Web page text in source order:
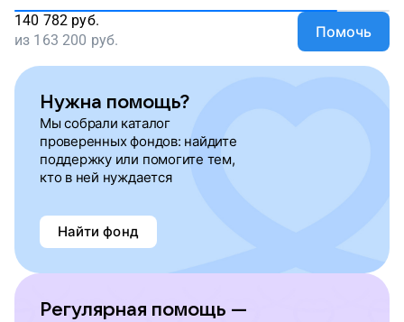
140 782 руб.
из 163 200 руб. Помочь
Нужна помощь?
Мы собрали каталог
проверенных фондов: найдите
поддержку или помогите тем,
кто в ней нуждается
Найти фонд
Регулярная помощь —